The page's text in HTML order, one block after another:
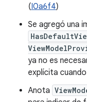
(I0a6f4)
Se agregó una
ya no es
explícita
Anota